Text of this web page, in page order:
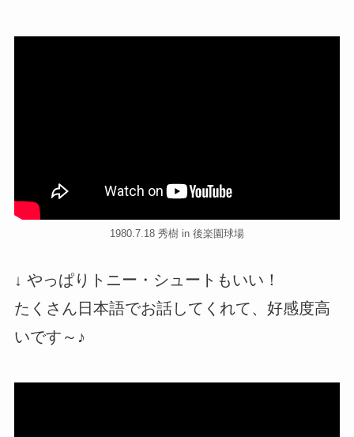
1980.7.18 秀樹 in 後楽園球場
↓ やっぱりトニー・シュートもいい！
たくさん日本語でお話してくれて、好感度高
いです～♪